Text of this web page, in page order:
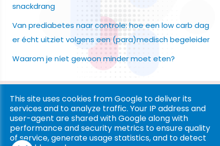
snackdrang
Van prediabetes naar controle: hoe een low carb dag
er écht uitziet volgens een (para)medisch begeleider
Waarom je níet gewoon minder moet eten?
Copyright © 2026 Ligna Pharma. All rights reserved. |
& Cookies|UP-TO-DATE WebDesign
This site uses cookies from Google to deliver its
services and to analyze traffic. Your IP address and
user-agent are shared with Google along with
performance and security metrics to ensure quality
of service, generate usage statistics, and to detect